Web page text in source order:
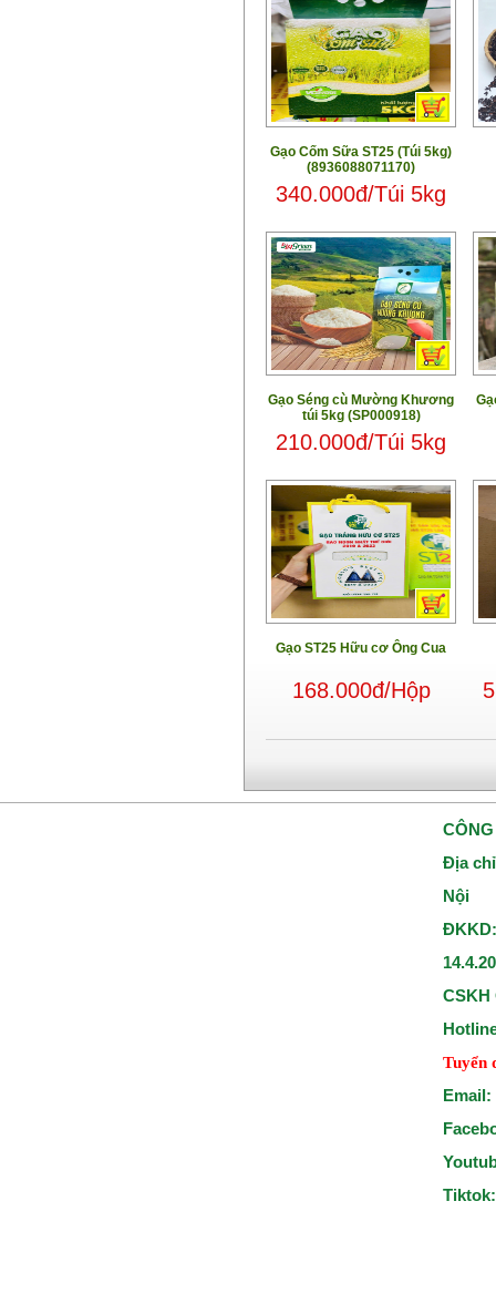
Gạo Cốm Sữa ST25 (Túi 5kg)
(8936088071170)
340.000đ/Túi 5kg
Gạo Séng cù Mường Khương
túi 5kg (SP000918)
210.000đ/Túi 5kg
Gạo ST25 Hữu cơ Ông Cua
168.000đ/Hộp
Địa
Nội
CSKH
Tuyển
Email: